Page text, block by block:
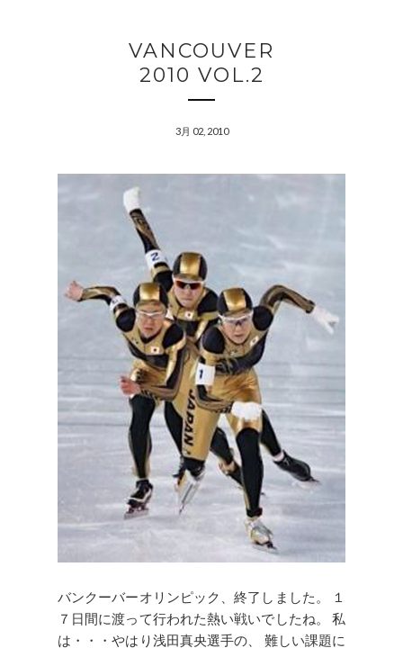
VANCOUVER
2010 VOL.2
3月 02, 2010
バンクーバーオリンピック、終了しました。 １
７日間に渡って行われた熱い戦いでしたね。 私
は・・・やはり浅田真央選手の、 難しい課題に